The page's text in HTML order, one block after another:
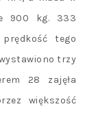
900 kg. 333
tego
trzy
28 zajęła
większość